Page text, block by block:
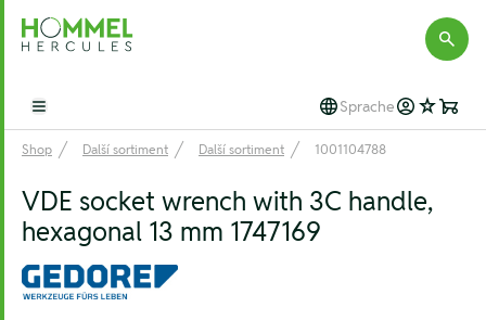
Hommel Hercules
Open main menu Sprache
Shop Další sortiment Další sortiment 1001104788
VDE socket wrench with 3C handle,
hexagonal 13 mm 1747169